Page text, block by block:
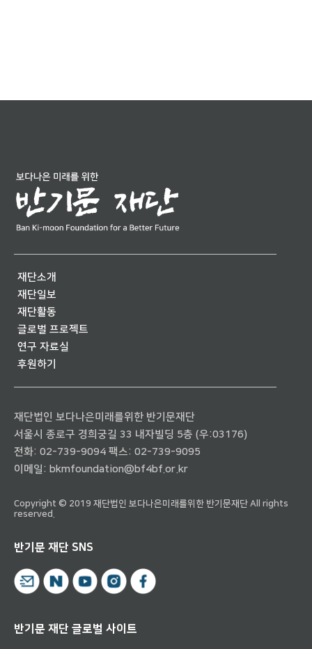
재단소개
재단일보
재단활동
글로벌 프로젝트
연구 자료실
후원하기
재단법인 보다나은미래를위한 반기문재단
서울시 종로구 경희궁길 33 내자빌딩 5층 (우:03176)
전화: 02-739-9094 팩스: 02-739-9095
이메일: bkmfoundation@bf4bf.or.kr
Copyright © 2019 재단법인 보다나은미래를위한 반기문재단 All rights
reserved.
반기문 재단 SNS
반기문 재단 글로벌 사이트